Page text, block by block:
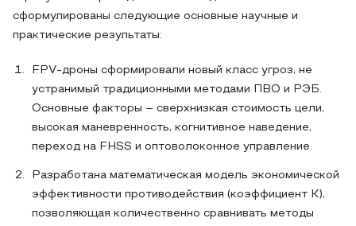
сформулированы следующие основные научные и
практические результаты:
FPV-дроны сформировали новый класс угроз, не
устранимый традиционными методами ПВО и РЭБ.
Основные факторы – сверхнизкая стоимость цели,
высокая маневренность, когнитивное наведение,
переход на FHSS и оптоволоконное управление.
Разработана математическая модель экономической
эффективности противодействия (коэффициент K),
позволяющая количественно сравнивать методы